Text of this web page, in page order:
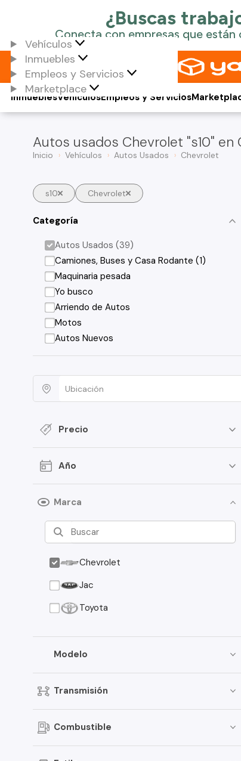
Vehículos
Inmuebles
Empleos y Servicios
Marketplace
Vehículos
Inmuebles Empleos y Servicios
Autos usados Chevrolet "s10" en
Inicio Vehículos Autos Usados Chevrolet
s10 Chevrolet
Categoría
Autos Usados (39)
Camiones, Buses y Casa Rodante (1)
Maquinaria pesada
Yo busco
Arriendo de Autos
Motos
Autos Nuevos
Precio
Año
Marca
Chevrolet
Jac
Toyota
Modelo
Transmisión
Combustible